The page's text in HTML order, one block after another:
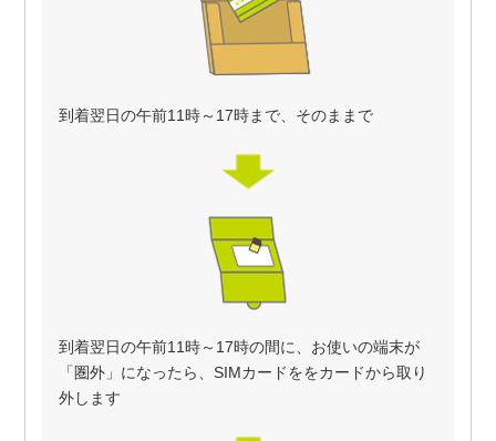
到着翌日の午前11時～17時まで、そのままで
到着翌日の午前11時～17時の間に、お使いの端末が
「圏外」になったら、SIMカードををカードから取り
外します